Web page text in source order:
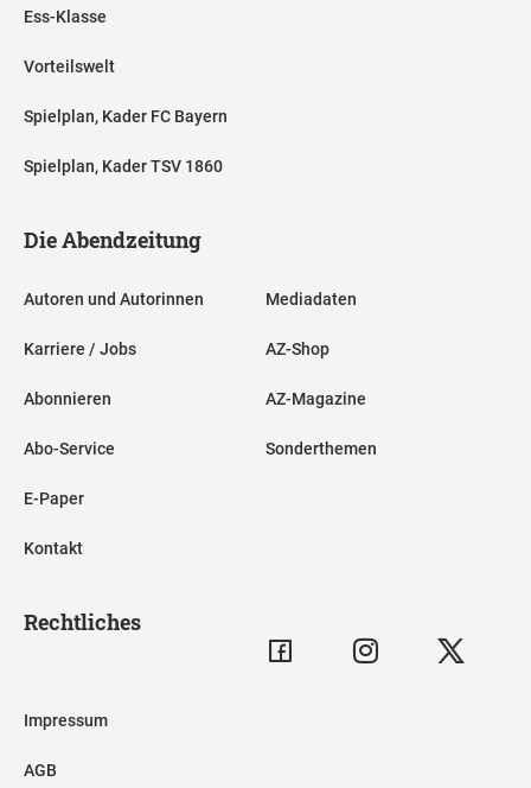
Ess-Klasse
Vorteilswelt
Spielplan, Kader FC Bayern
Spielplan, Kader TSV 1860
Die Abendzeitung
Autoren und Autorinnen
Karriere / Jobs
Abonnieren
Abo-Service
E-Paper
Kontakt
Mediadaten
AZ-Shop
AZ-Magazine
Sonderthemen
Rechtliches
Impressum
AGB